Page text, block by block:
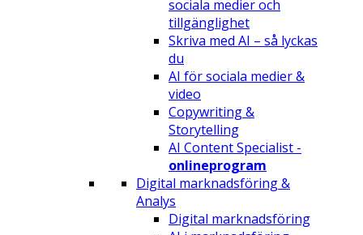
sociala medier och
tillgänglighet
Skriva med AI – så lyckas
du
AI för sociala medier &
video
Copywriting &
Storytelling
AI Content Specialist -
onlineprogram
Digital marknadsföring &
Analys
Digital marknadsföring